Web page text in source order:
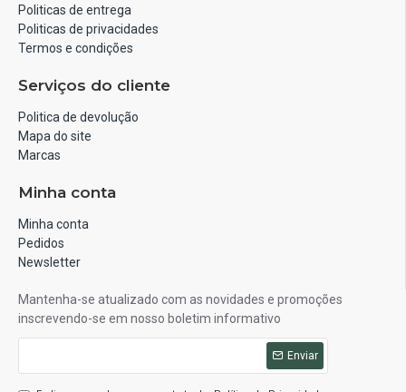
Politicas de entrega
Politicas de privacidades
Termos e condições
Serviços do cliente
Politica de devolução
Mapa do site
Marcas
Minha conta
Minha conta
Pedidos
Newsletter
Mantenha-se atualizado com as novidades e promoções
inscrevendo-se em nosso boletim informativo
Enviar